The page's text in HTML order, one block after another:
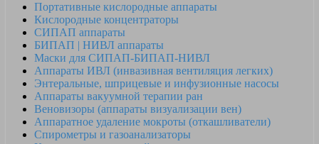
Портативные кислородные аппараты
Кислородные концентраторы
СИПАП аппараты
БИПАП | НИВЛ аппараты
Маски для СИПАП-БИПАП-НИВЛ
Аппараты ИВЛ (инвазивная вентиляция легких)
Энтеральные, шприцевые и инфузионные насосы
Аппараты вакуумной терапии ран
Веновизоры (аппараты визуализации вен)
Аппаратное удаление мокроты (откашливатели)
Спирометры и газоанализаторы